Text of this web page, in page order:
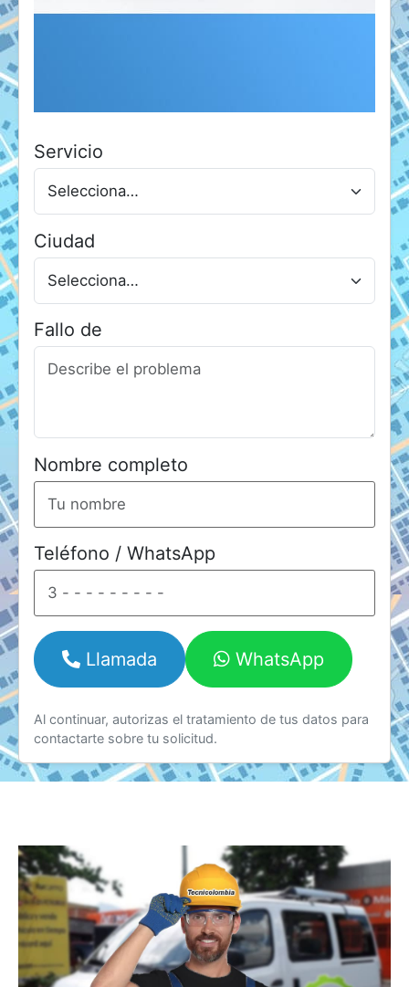
Servicio
Ciudad
Fallo de
Nombre completo
Teléfono / WhatsApp
Llamada WhatsApp
Al continuar, autorizas el tratamiento de tus datos para
contactarte sobre tu solicitud.